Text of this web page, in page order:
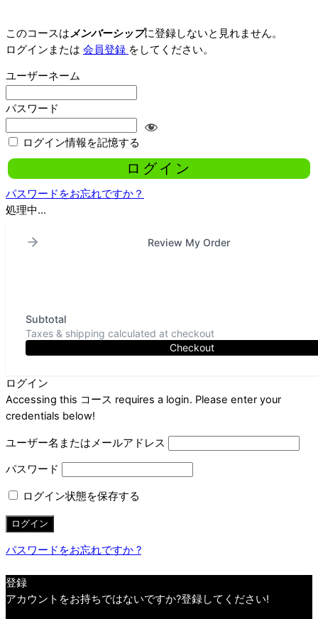
このコースはメンバーシップに登録しないと見れません。
ログインまたは 会員登録 をしてください。
ユーザーネーム
パスワード
ログイン情報を記憶する
パスワードをお忘れですか？
処理中...
Review My Order
Subtotal
Taxes & shipping calculated at checkout
Checkout
ログイン
Accessing this コース requires a login. Please enter your
credentials below!
ユーザー名またはメールアドレス
パスワード
ログイン状態を保存する
パスワードをお忘れですか ?
登録
アカウントをお持ちではないですか?登録してください!